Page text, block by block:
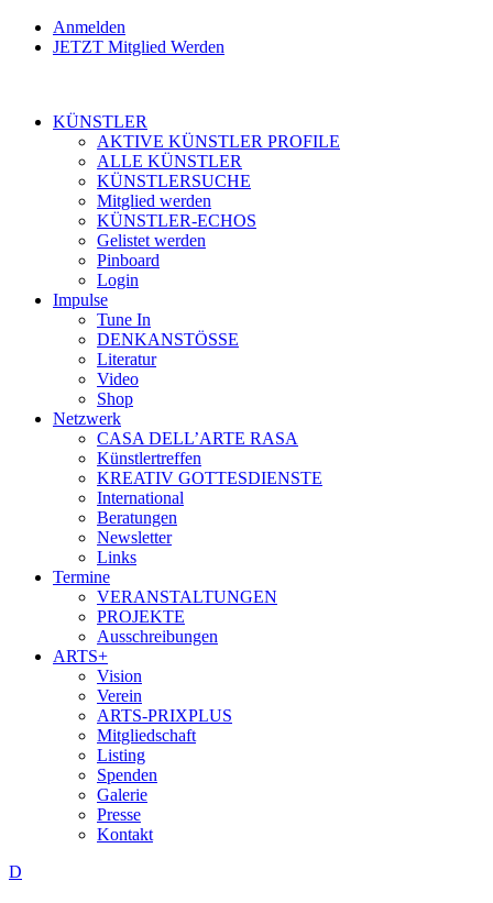
Anmelden
JETZT Mitglied Werden
KÜNSTLER
AKTIVE KÜNSTLER PROFILE
ALLE KÜNSTLER
KÜNSTLERSUCHE
Mitglied werden
KÜNSTLER-ECHOS
Gelistet werden
Pinboard
Login
Impulse
Tune In
DENKANSTÖSSE
Literatur
Video
Shop
Netzwerk
CASA DELL’ARTE RASA
Künstlertreffen
KREATIV GOTTESDIENSTE
International
Beratungen
Newsletter
Links
Termine
VERANSTALTUNGEN
PROJEKTE
Ausschreibungen
ARTS+
Vision
Verein
ARTS-PRIXPLUS
Mitgliedschaft
Listing
Spenden
Galerie
Presse
Kontakt
D